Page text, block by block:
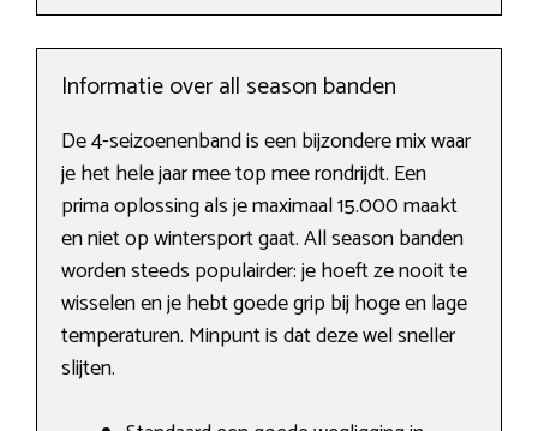
Informatie over all season banden
De 4-seizoenenband is een bijzondere mix waar
je het hele jaar mee top mee rondrijdt. Een
prima oplossing als je maximaal 15.000 maakt
en niet op wintersport gaat. All season banden
worden steeds populairder: je hoeft ze nooit te
wisselen en je hebt goede grip bij hoge en lage
temperaturen. Minpunt is dat deze wel sneller
slijten.